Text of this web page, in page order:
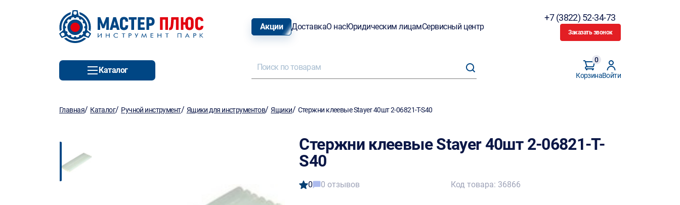
Акции ДоставкаО насЮридическим лицамСервисный центр
+7 (3822) 52-34-73
Заказать звонок
Каталог
Корзина
0
Войти
Главная/ Каталог/ Ручной инструмент/ Ящики для инструментов/Ящики/ Стержни клеевые Stayer 40шт 2-06821-Т-S40
Стержни клеевые Stayer 40шт 2-06821-Т-
S40
0 0 отзывов Код товара: 36866